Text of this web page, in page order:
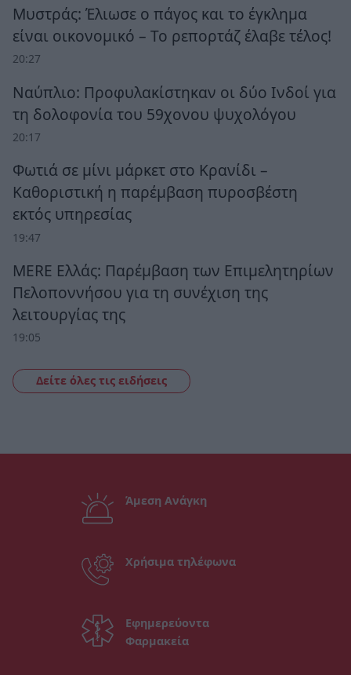
Μυστράς: Έλιωσε ο πάγος και το έγκλημα
είναι οικονομικό – Το ρεπορτάζ έλαβε τέλος!
20:27
Ναύπλιο: Προφυλακίστηκαν οι δύο Ινδοί για
τη δολοφονία του 59χονου ψυχολόγου
20:17
Φωτιά σε μίνι μάρκετ στο Κρανίδι –
Καθοριστική η παρέμβαση πυροσβέστη
εκτός υπηρεσίας
19:47
MERE Ελλάς: Παρέμβαση των Επιμελητηρίων
Πελοποννήσου για τη συνέχιση της
λειτουργίας της
19:05
Δείτε όλες τις ειδήσεις
Άμεση Ανάγκη
Χρήσιμα τηλέφωνα
Εφημερεύοντα
Φαρμακεία